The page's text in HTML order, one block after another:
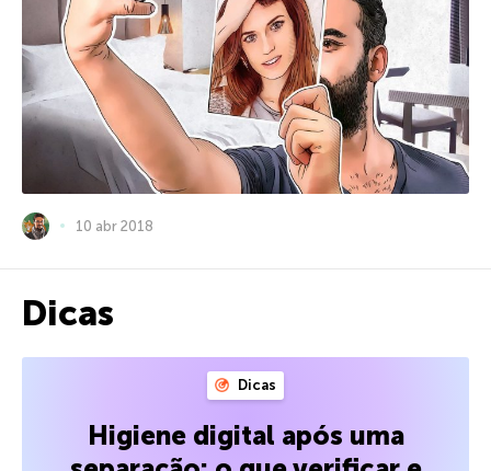
10 abr 2018
Dicas
Dicas
Higiene digital após uma